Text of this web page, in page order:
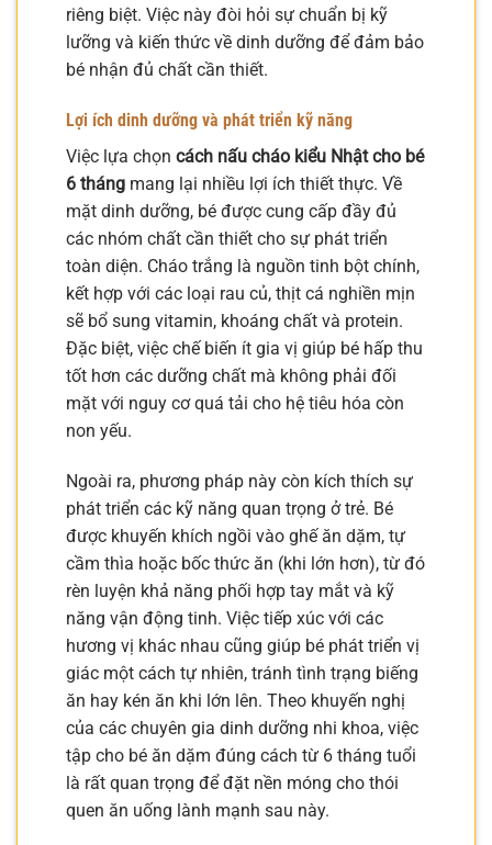
riêng biệt. Việc này đòi hỏi sự chuẩn bị kỹ
lưỡng và kiến thức về dinh dưỡng để đảm bảo
bé nhận đủ chất cần thiết.
Lợi ích dinh dưỡng và phát triển kỹ năng
Việc lựa chọn cách nấu cháo kiểu Nhật cho bé
6 tháng mang lại nhiều lợi ích thiết thực. Về
mặt dinh dưỡng, bé được cung cấp đầy đủ
các nhóm chất cần thiết cho sự phát triển
toàn diện. Cháo trắng là nguồn tinh bột chính,
kết hợp với các loại rau củ, thịt cá nghiền mịn
sẽ bổ sung vitamin, khoáng chất và protein.
Đặc biệt, việc chế biến ít gia vị giúp bé hấp thu
tốt hơn các dưỡng chất mà không phải đối
mặt với nguy cơ quá tải cho hệ tiêu hóa còn
non yếu.
Ngoài ra, phương pháp này còn kích thích sự
phát triển các kỹ năng quan trọng ở trẻ. Bé
được khuyến khích ngồi vào ghế ăn dặm, tự
cầm thìa hoặc bốc thức ăn (khi lớn hơn), từ đó
rèn luyện khả năng phối hợp tay mắt và kỹ
năng vận động tinh. Việc tiếp xúc với các
hương vị khác nhau cũng giúp bé phát triển vị
giác một cách tự nhiên, tránh tình trạng biếng
ăn hay kén ăn khi lớn lên. Theo khuyến nghị
của các chuyên gia dinh dưỡng nhi khoa, việc
tập cho bé ăn dặm đúng cách từ 6 tháng tuổi
là rất quan trọng để đặt nền móng cho thói
quen ăn uống lành mạnh sau này.